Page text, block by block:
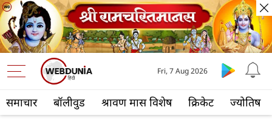
समाचार बॉलीवुड श्रावण मास विशेष क्रिकेट ज्योतिष
Fri, 7 Aug 2026